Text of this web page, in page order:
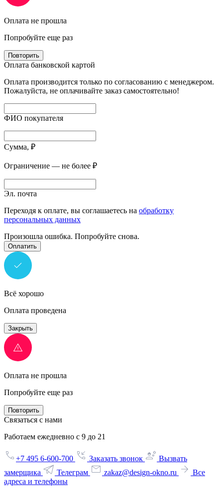
Оплата не прошла
Попробуйте еще раз
Повторить
Оплата банковской картой
Оплата производится только по согласованию с менеджером.
Пожалуйста, не оплачивайте заказ самостоятельно!
ФИО покупателя
Сумма, ₽
Ограничение — не более ₽
Эл. почта
Переходя к оплате, вы соглашаетесь на обработку
персональных данных
Произошла ошибка. Попробуйте снова.
Оплатить
Всё хорошо
Оплата проведена
Закрыть
Оплата не прошла
Попробуйте еще раз
Повторить
Связаться с нами
Работаем ежедневно с 9 до 21
+7 495 6-600-700 Заказать звонок
Вызвать
замерщика
Телеграм zakaz@design-okno.ru
Все
адреса и телефоны